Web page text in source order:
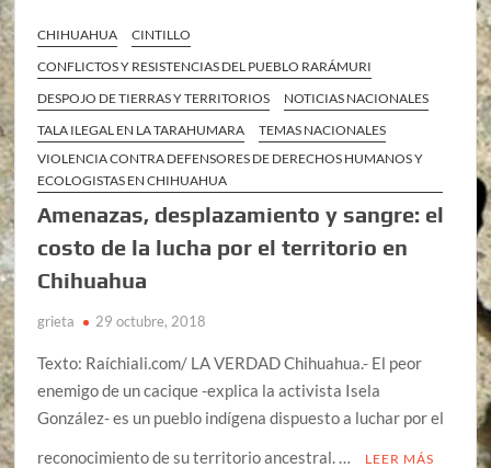
CHIHUAHUA
CINTILLO
CONFLICTOS Y RESISTENCIAS DEL PUEBLO RARÁMURI
DESPOJO DE TIERRAS Y TERRITORIOS
NOTICIAS NACIONALES
TALA ILEGAL EN LA TARAHUMARA
TEMAS NACIONALES
VIOLENCIA CONTRA DEFENSORES DE DERECHOS HUMANOS Y
ECOLOGISTAS EN CHIHUAHUA
Amenazas, desplazamiento y sangre: el
costo de la lucha por el territorio en
Chihuahua
grieta 29 octubre, 2018
Texto: Raíchiali.com/ LA VERDAD Chihuahua.- El peor
enemigo de un cacique -explica la activista Isela
González- es un pueblo indígena dispuesto a luchar por el
reconocimiento de su territorio ancestral. …
LEER MÁS